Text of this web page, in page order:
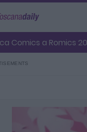
Comics a Romics